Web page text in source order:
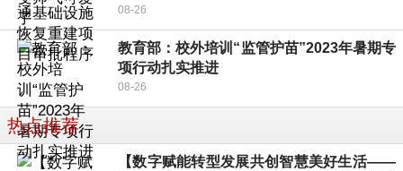
08-26
教育部：校外培训“监管护苗”2023年暑期专
项行动扎实推进
08-26
热点推荐
【数字赋能转型发展共创智慧美好生活——